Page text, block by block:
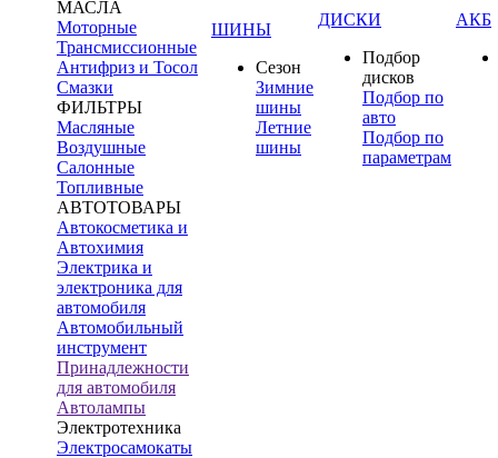
МАСЛА
Моторные
Трансмиссионные
Антифриз и Тосол
Смазки
ФИЛЬТРЫ
Масляные
Воздушные
Салонные
Топливные
АВТОТОВАРЫ
Автокосметика и
Автохимия
Электрика и
электроника для
автомобиля
Автомобильный
инструмент
Принадлежности
для автомобиля
Автолампы
Электротехника
Электросамокаты
ШИНЫ
Сезон
Зимние
шины
Летние
шины
ДИСКИ
Подбор
дисков
Подбор по
авто
Подбор по
параметрам
АКБ